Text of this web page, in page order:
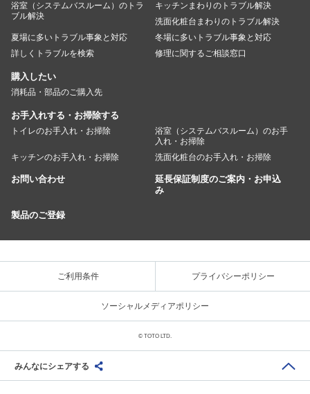
浴室（システムバスルーム）のトラ
ブル解決
キッチンまわりのトラブル解決
洗面化粧台まわりのトラブル解決
夏場に多いトラブル事象と対応
冬場に多いトラブル事象と対応
詳しくトラブルを検索
修理に関するご相談窓口
購入したい
消耗品・部品のご購入先
お手入れする・お掃除する
トイレのお手入れ・お掃除
浴室（システムバスルーム）のお手
入れ・お掃除
キッチンのお手入れ・お掃除
洗面化粧台のお手入れ・お掃除
お問い合わせ
延長保証制度のご案内・お申込
み
製品のご登録
ご利用条件 プライバシーポリシー
ソーシャルメディアポリシー
みんなにシェアする
© TOTO LTD.